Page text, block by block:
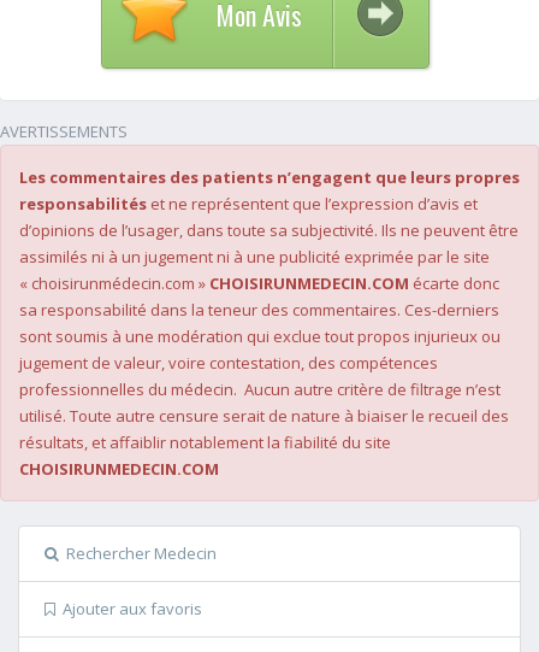
Mon Avis
AVERTISSEMENTS
Les commentaires des patients n’engagent que leurs propres
responsabilités et ne représentent que l’expression d’avis et
d’opinions de l’usager, dans toute sa subjectivité. Ils ne peuvent être
assimilés ni à un jugement ni à une publicité exprimée par le site
« choisirunmédecin.com » CHOISIRUNMEDECIN.COM écarte donc
sa responsabilité dans la teneur des commentaires. Ces-derniers
sont soumis à une modération qui exclue tout propos injurieux ou
jugement de valeur, voire contestation, des compétences
professionnelles du médecin. Aucun autre critère de filtrage n’est
utilisé. Toute autre censure serait de nature à biaiser le recueil des
résultats, et affaiblir notablement la fiabilité du site
CHOISIRUNMEDECIN.COM
Rechercher Medecin
Ajouter aux favoris